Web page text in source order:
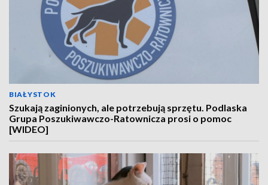
BIAŁYSTOK
Szukają zaginionych, ale potrzebują sprzętu. Podlaska
Grupa Poszukiwawczo-Ratownicza prosi o pomoc
[WIDEO]